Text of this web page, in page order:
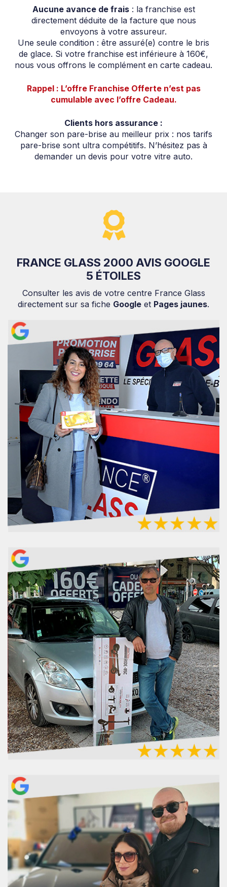
Aucune avance de frais: la franchise est
directement déduite de la facture que nous
envoyons à votre assureur.
Une seule condition : être assuré(e) contre le bris
de glace. Si votre franchise est inférieure à 160€,
nous vous offrons le complément en carte cadeau.
Rappel : L’offre Franchise Offerte n’est pas
cumulable avec l’offre Cadeau.
Clients hors assurance :
Changer son pare-brise au meilleur prix : nos tarifs
pare-brise sont ultra compétitifs. N’hésitez pas à
demander un devis pour votre vitre auto.
FRANCE GLASS 2000 AVIS GOOGLE
5 ÉTOILES
Consulter les avis de votre centre France Glass
directement sur sa fiche Google et Pages jaunes.